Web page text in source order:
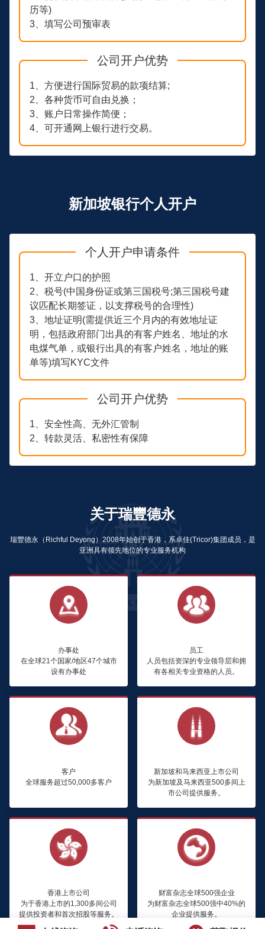
历等)
3、填写公司预审表
公司开户优势
1、方便进行国际贸易的款项结算;
2、各种货币可自由兑换；
3、账户日常操作简便；
4、可开通网上银行进行交易。
新加坡银行个人开户
个人开户申请条件
1、开立户口的护照
2、税号(中国身份证或第三国税号;第三国税号建
议匹配长期签证，以支撑税号的合理性)
3、地址证明(需提供近三个月内的有效地址证
明，包括政府部门出具的有客户姓名、地址的水
电煤气单，或银行出具的有客户姓名，地址的账
单等)填写KYC文件
公司开户优势
1、安全性高、无外汇管制
2、转款灵活、私密性有保障
关于瑞豐德永
瑞豐德永（Richful Deyong）2008年始创于香港，系卓佳(Tricor)集团成员，是
亚洲具有领先地位的专业服务机构
办事处
在全球21个国家/地区47个城市
设有办事处
员工
人员包括资深的专业领导层和拥
有各相关专业资格的人员。
客户
全球服务超过50,000多客户
新加坡和马来西亚上市公司
为新加坡及马来西亚500多间上
市公司提供服务。
香港上市公司
为于香港上市的1,300多间公司
提供投资者和首次招股等服务。
财富杂志全球500强企业
为财富杂志全球500强中40%的
企业提供服务。